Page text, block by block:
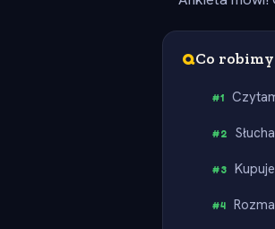
QCo
#1
#2
#3
#4